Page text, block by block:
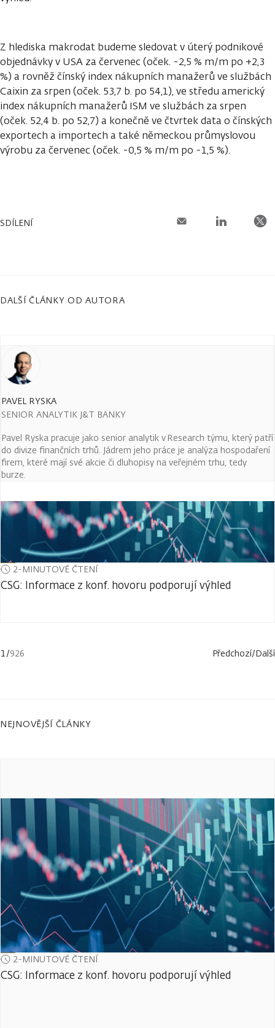
Z hlediska makrodat budeme sledovat v úterý podnikové
objednávky v USA za červenec (oček. -2,5 % m/m po +2,3
%) a rovněž čínský index nákupních manažerů ve službách
Caixin za srpen (oček. 53,7 b. po 54,1), ve středu americký
index nákupních manažerů ISM ve službách za srpen
(oček. 52,4 b. po 52,7) a konečně ve čtvrtek data o čínských
exportech a importech a také německou průmyslovou
výrobu za červenec (oček. -0,5 % m/m po -1,5 %).
SDÍLENÍ
DALŠÍ ČLÁNKY OD AUTORA
PAVEL RYSKA
SENIOR ANALYTIK J&T BANKY
Pavel Ryska pracuje jako senior analytik v Research týmu, který patří
do divize finančních trhů. Jádrem jeho práce je analýza hospodaření
firem, které mají své akcie či dluhopisy na veřejném trhu, tedy
burze.
2-MINUTOVÉ ČTENÍ
CSG: Informace z konf. hovoru podporují výhled
1/926 Předchozí/Další
NEJNOVĚJŠÍ ČLÁNKY
2-MINUTOVÉ ČTENÍ
CSG: Informace z konf. hovoru podporují výhled